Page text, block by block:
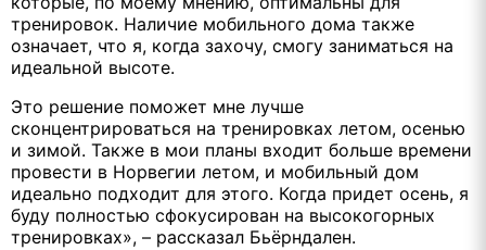
тренировок. Наличие мобильного дома также
означает, что я, когда захочу, смогу заниматься на
идеальной высоте.
Это решение поможет мне лучше
сконцентрироваться на тренировках летом, осенью
и зимой. Также в мои планы входит больше времени
провести в Норвегии летом, и мобильный дом
идеально подходит для этого. Когда придет осень, я
буду полностью сфокусирован на высокогорных
тренировках», – рассказал Бьёрндален.